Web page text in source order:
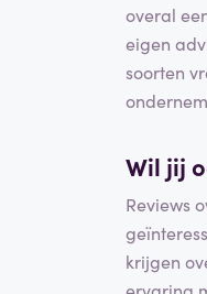
overal
eigen
soorten
Wil jij
Reviews
krijgen